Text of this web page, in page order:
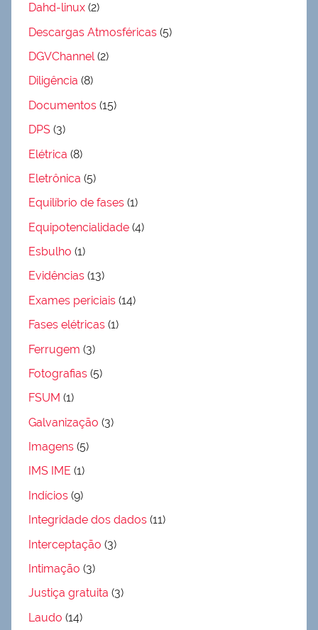
Dahd-linux (2)
Descargas Atmosféricas (5)
DGVChannel(2)
Diligência (8)
Documentos (15)
DPS (3)
Elétrica (8)
Eletrônica (5)
Equilíbrio de fases (1)
Equipotencialidade (4)
Esbulho (1)
Evidências (13)
Exames periciais (14)
Fases elétricas (1)
Ferrugem (3)
Fotografias (5)
FSUM (1)
Galvanização (3)
Imagens (5)
IMS IME (1)
Indícios (9)
Integridade dos dados (11)
Interceptação (3)
Intimação (3)
Justiça gratuita (3)
Laudo (14)